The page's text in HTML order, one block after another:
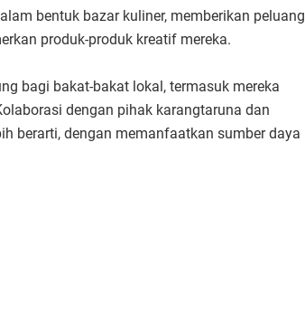
bentuk bazar kuliner, memberikan peluang
produk-produk kreatif mereka.
bagi bakat-bakat lokal, termasuk mereka
dengan pihak karangtaruna dan
berarti, dengan memanfaatkan sumber daya